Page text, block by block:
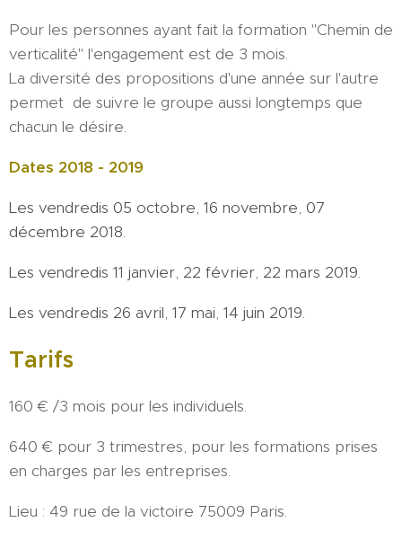
Pour les personnes ayant fait la formation "Chemin de
verticalité" l'engagement est de 3 mois.
La diversité des propositions d'une année sur l'autre
permet de suivre le groupe aussi longtemps que
chacun le désire.
Dates 2018 - 2019
Les vendredis 05 octobre, 16 novembre, 07
décembre 2018.
Les vendredis 11 janvier, 22 février, 22 mars 2019.
Les vendredis 26 avril, 17 mai, 14 juin 2019.
Tarifs
160 € /3 mois pour les individuels.
640 € pour 3 trimestres, pour les formations prises
en charges par les entreprises.
Lieu : 49 rue de la victoire 75009 Paris.